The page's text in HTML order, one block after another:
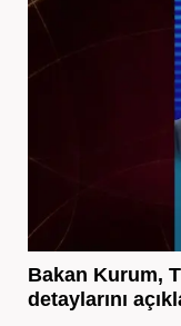
Bakan Kurum,
detaylarını